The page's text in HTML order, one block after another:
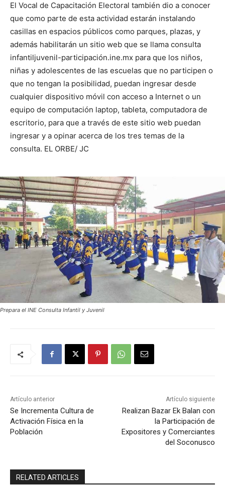
El Vocal de Capacitación Electoral también dio a conocer
que como parte de esta actividad estarán instalando
casillas en espacios públicos como parques, plazas, y
además habilitarán un sitio web que se llama consulta
infantiljuvenil-participación.ine.mx para que los niños,
niñas y adolescentes de las escuelas que no participen o
que no tengan la posibilidad, puedan ingresar desde
cualquier dispositivo móvil con acceso a Internet o un
equipo de computación laptop, tableta, computadora de
escritorio, para que a través de este sitio web puedan
ingresar y a opinar acerca de los tres temas de la
consulta. EL ORBE/ JC
Prepara el INE Consulta Infantil y Juvenil
Artículo anterior
Se Incrementa Cultura de
Activación Física en la
Población
Artículo siguiente
Realizan Bazar Ek Balan con
la Participación de
Expositores y Comerciantes
del Soconusco
RELATED ARTICLES